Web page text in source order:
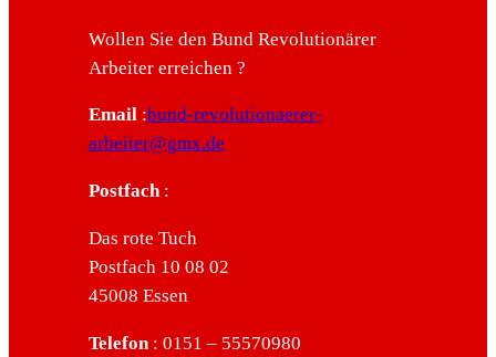
Wollen Sie den Bund Revolutionärer
Arbeiter erreichen ?
Email:bund-revolutionaerer-
arbeiter@gmx.de
Postfach:
Das rote Tuch
Postfach 10 08 02
45008 Essen
Telefon: 0151 – 55570980